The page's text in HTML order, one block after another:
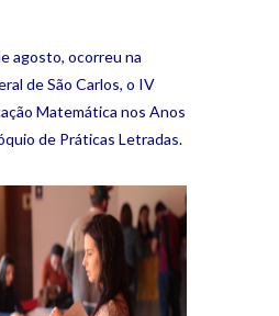
agosto, ocorreu na
de São Carlos, o IV
Matemática nos Anos
de Práticas Letradas.